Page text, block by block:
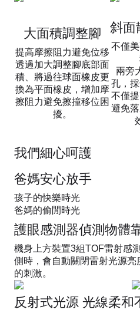
大面積調整腳
提高摩擦阻力避免位移
透過加大調整腳底部面
積、將過往球面橡皮更
換為平面橡皮，增加摩
擦阻力避免擦撞移位困
擾。
斜面
不僅
兩旁
孔，採
不僅
避免
我們細心呵護
爸媽安心放手
孩子的快樂時光
爸媽的偷閒時光
護眼感測器偵測物體
機身上方裝置3組TOF雷射感
側時，會自動關閉雷射光源
的刺激。
反射式光源 光線柔和